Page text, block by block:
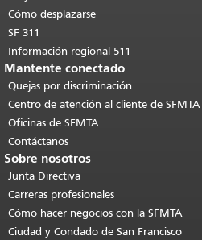
Cómo desplazarse
SF 311
Información regional 511
Mantente conectado
Quejas por discriminación
Centro de atención al cliente de SFMTA
Oficinas de SFMTA
Contáctanos
Sobre nosotros
Junta Directiva
Carreras profesionales
Cómo hacer negocios con la SFMTA
Ciudad y Condado de San Francisco